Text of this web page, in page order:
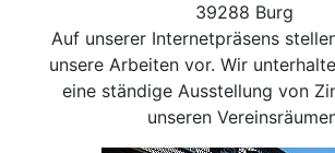
39288 Burg
Auf unserer Internetpräsens
unsere Arbeiten vor. Wir
eine ständige Ausstellung von
unseren